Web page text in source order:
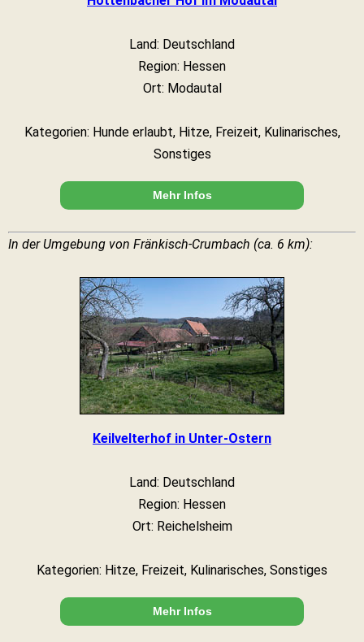
Land: Deutschland
Region: Hessen
Ort: Modautal
Kategorien: Hunde erlaubt, Hitze, Freizeit, Kulinarisches,
Sonstiges
Mehr Infos
In der Umgebung von Fränkisch-Crumbach (ca. 6 km):
Keilvelterhof in Unter-Ostern
Land: Deutschland
Region: Hessen
Ort: Reichelsheim
Kategorien: Hitze, Freizeit, Kulinarisches, Sonstiges
Mehr Infos